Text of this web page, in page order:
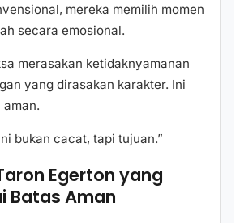
mereka memilih momen
secara emosional.
merasakan ketidaknyamanan
yang dirasakan karakter. Ini
bukan cacat, tapi tujuan.”
Egerton yang
Batas Aman